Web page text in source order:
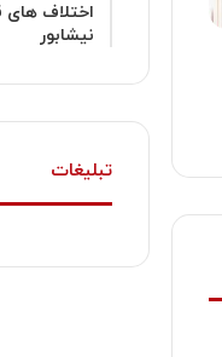
اختلاف های
نیشابور
تبلیغات